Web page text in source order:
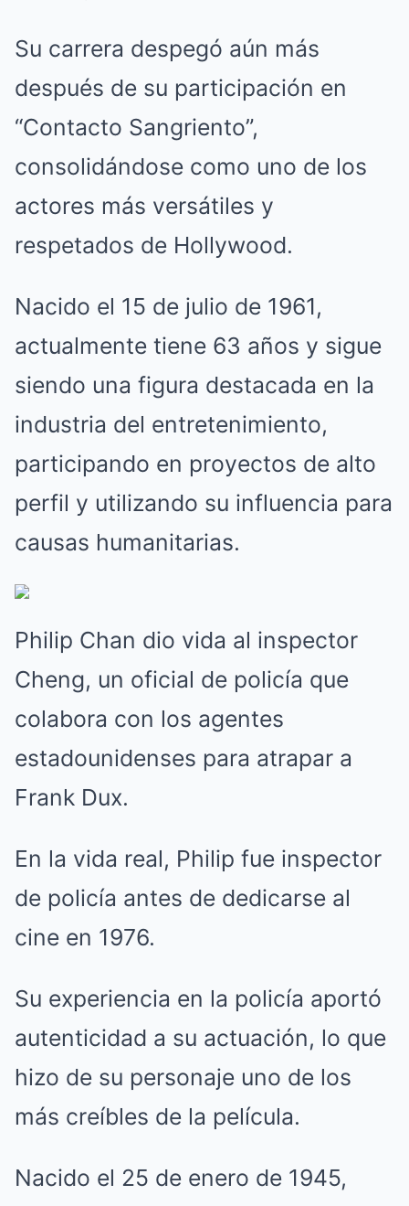
Su carrera despegó aún más
después de su participación en
“Contacto Sangriento”,
consolidándose como uno de los
actores más versátiles y
respetados de Hollywood.
Nacido el 15 de julio de 1961,
actualmente tiene 63 años y sigue
siendo una figura destacada en la
industria del entretenimiento,
participando en proyectos de alto
perfil y utilizando su influencia para
causas humanitarias.
Philip Chan dio vida al inspector
Cheng, un oficial de policía que
colabora con los agentes
estadounidenses para atrapar a
Frank Dux.
En la vida real, Philip fue inspector
de policía antes de dedicarse al
cine en 1976.
Su experiencia en la policía aportó
autenticidad a su actuación, lo que
hizo de su personaje uno de los
más creíbles de la película.
Nacido el 25 de enero de 1945,